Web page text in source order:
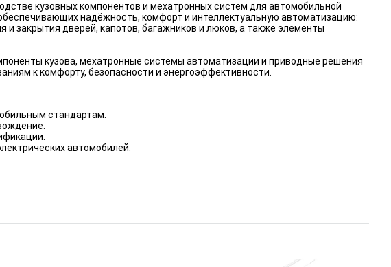
кузовных компонентов и мехатронных систем для автомобильной
надёжность, комфорт и интеллектуальную автоматизацию:
закрытия дверей, капотов, багажников и люков, а также элементы
кузова, мехатронные системы автоматизации и приводные решения
к комфорту, безопасности и энергоэффективности.
стандартам.
автомобилей.